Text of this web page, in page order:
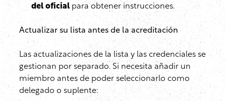
del oficial para obtener instrucciones.
Actualizar su lista antes de la acreditación
Las actualizaciones de la lista y las credenciales se
gestionan por separado. Si necesita añadir un
miembro antes de poder seleccionarlo como
delegado o suplente: